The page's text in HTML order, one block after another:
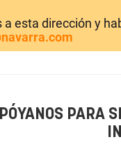
a esta dirección y
PARA